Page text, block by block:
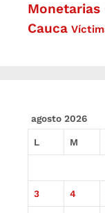
Monetarias
Cauca
agosto 2026
L M
3 4